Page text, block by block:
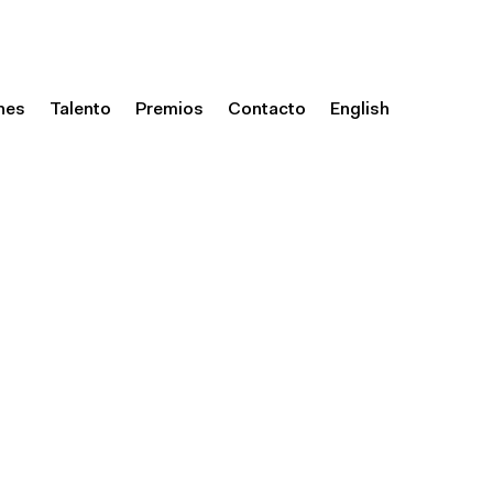
Talento Premios Contacto English